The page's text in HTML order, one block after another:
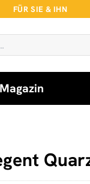
FÜR SIE & IHN
Magazin